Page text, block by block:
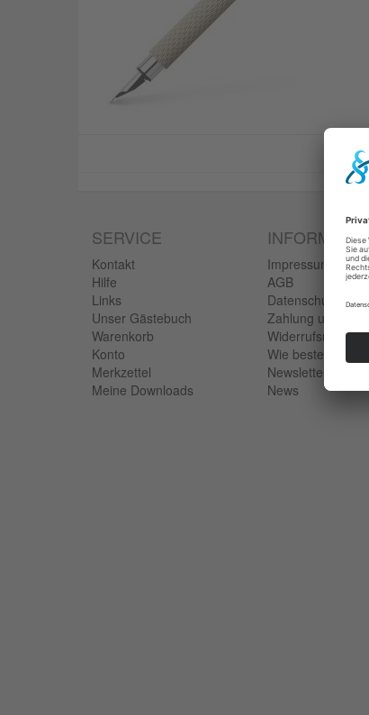
SERVICE
Kontakt
Hilfe
Links
Unser Gästebuch
Warenkorb
Konto
Merkzettel
Meine Downloads
Impressum
AGB
Zahlung und
Widerrufsrecht
Wie bestellen?
Newsletter
News